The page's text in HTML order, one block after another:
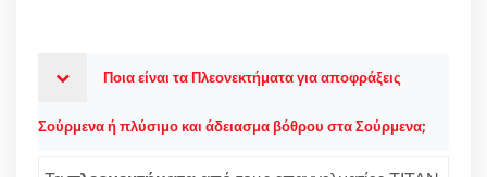
Ποια είναι τα Πλεονεκτήματα για αποφράξεις
Σούρμενα ή πλύσιμο και άδειασμα βόθρου στα Σούρμενα;